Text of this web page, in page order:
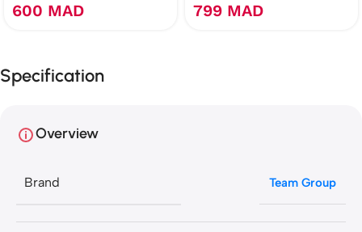
600 MAD 799 MAD
Specification
Overview
Brand Team Group